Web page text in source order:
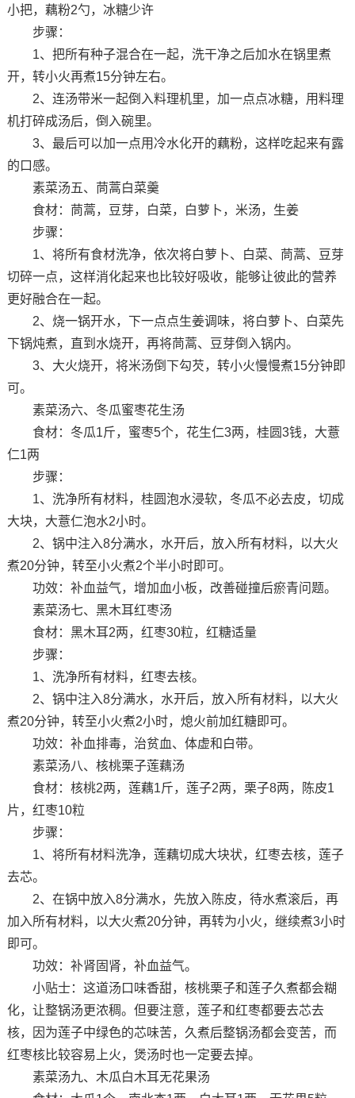
小把，藕粉2勺，冰糖少许
步骤：
1、把所有种子混合在一起，洗干净之后加水在锅里煮
开，转小火再煮15分钟左右。
2、连汤带米一起倒入料理机里，加一点点冰糖，用料理
机打碎成汤后，倒入碗里。
3、最后可以加一点用冷水化开的藕粉，这样吃起来有露
的口感。
素菜汤五、茼蒿白菜羹
食材：茼蒿，豆芽，白菜，白萝卜，米汤，生姜
步骤：
1、将所有食材洗净，依次将白萝卜、白菜、茼蒿、豆芽
切碎一点，这样消化起来也比较好吸收，能够让彼此的营养
更好融合在一起。
2、烧一锅开水，下一点点生姜调味，将白萝卜、白菜先
下锅炖煮，直到水烧开，再将茼蒿、豆芽倒入锅内。
3、大火烧开，将米汤倒下勾芡，转小火慢慢煮15分钟即
可。
素菜汤六、冬瓜蜜枣花生汤
食材：冬瓜1斤，蜜枣5个，花生仁3两，桂圆3钱，大薏
仁1两
步骤：
1、洗净所有材料，桂圆泡水浸软，冬瓜不必去皮，切成
大块，大薏仁泡水2小时。
2、锅中注入8分满水，水开后，放入所有材料，以大火
煮20分钟，转至小火煮2个半小时即可。
功效：补血益气，增加血小板，改善碰撞后瘀青问题。
素菜汤七、黑木耳红枣汤
食材：黑木耳2两，红枣30粒，红糖适量
步骤：
1、洗净所有材料，红枣去核。
2、锅中注入8分满水，水开后，放入所有材料，以大火
煮20分钟，转至小火煮2小时，熄火前加红糖即可。
功效：补血排毒，治贫血、体虚和白带。
素菜汤八、核桃栗子莲藕汤
食材：核桃2两，莲藕1斤，莲子2两，栗子8两，陈皮1
片，红枣10粒
步骤：
1、将所有材料洗净，莲藕切成大块状，红枣去核，莲子
去芯。
2、在锅中放入8分满水，先放入陈皮，待水煮滚后，再
加入所有材料，以大火煮20分钟，再转为小火，继续煮3小时
即可。
功效：补肾固肾，补血益气。
小贴士：这道汤口味香甜，核桃栗子和莲子久煮都会糊
化，让整锅汤更浓稠。但要注意，莲子和红枣都要去芯去
核，因为莲子中绿色的芯味苦，久煮后整锅汤都会变苦，而
红枣核比较容易上火，煲汤时也一定要去掉。
素菜汤九、木瓜白木耳无花果汤